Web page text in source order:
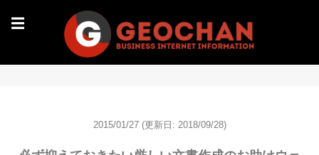
☰
2015/01/27 (更新日: 2018/09/28)